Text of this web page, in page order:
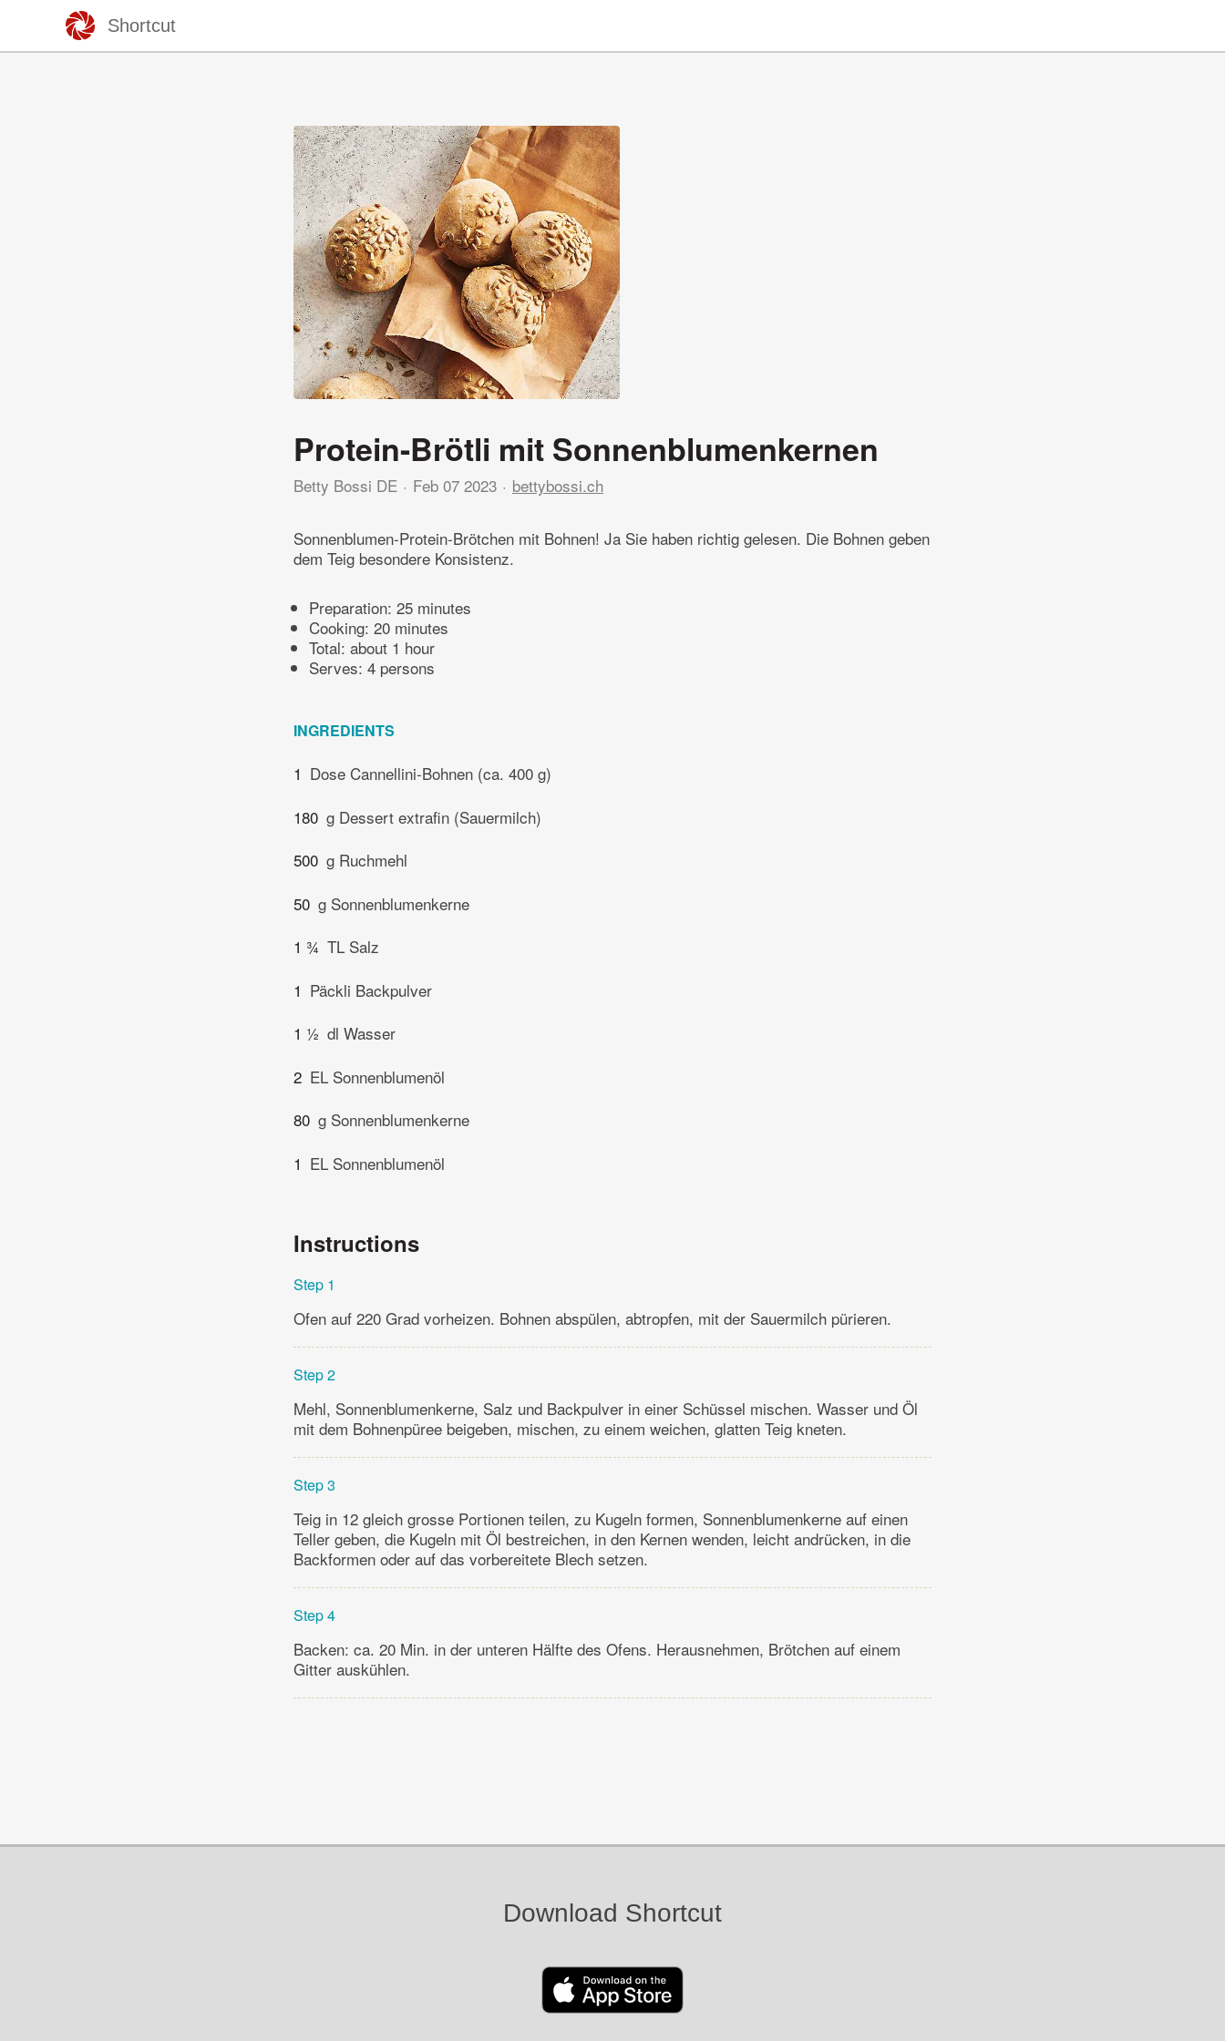
Shortcut
Protein-Brötli mit Sonnenblumenkernen
Betty Bossi DE Feb 07 2023 bettybossi.ch
Sonnenblumen-Protein-Brötchen mit Bohnen! Ja Sie haben richtig gelesen. Die Bohnen geben
dem Teig besondere Konsistenz.
Preparation: 25 minutes
Cooking: 20 minutes
Total: about 1 hour
Serves: 4 persons
INGREDIENTS
1 Dose Cannellini-Bohnen (ca. 400 g)
180 g Dessert extrafin (Sauermilch)
500 g Ruchmehl
50 g Sonnenblumenkerne
1 ¾ TL Salz
1 Päckli Backpulver
1 ½ dl Wasser
2 EL Sonnenblumenöl
80 g Sonnenblumenkerne
1 EL Sonnenblumenöl
Instructions
Step 1
Ofen auf 220 Grad vorheizen. Bohnen abspülen, abtropfen, mit der Sauermilch pürieren.
Step 2
Mehl, Sonnenblumenkerne, Salz und Backpulver in einer Schüssel mischen. Wasser und Öl
mit dem Bohnenpüree beigeben, mischen, zu einem weichen, glatten Teig kneten.
Step 3
Teig in 12 gleich grosse Portionen teilen, zu Kugeln formen, Sonnenblumenkerne auf einen
Teller geben, die Kugeln mit Öl bestreichen, in den Kernen wenden, leicht andrücken, in die
Backformen oder auf das vorbereitete Blech setzen.
Step 4
Backen: ca. 20 Min. in der unteren Hälfte des Ofens. Herausnehmen, Brötchen auf einem
Gitter auskühlen.
Download Shortcut